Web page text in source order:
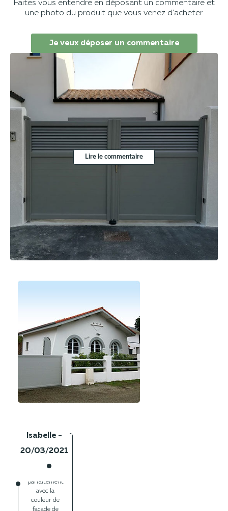
Faites vous entendre en déposant un commentaire et
une photo du produit que vous venez d'acheter.
Je veux déposer un commentaire
Lire le commentaire
Isabelle -
20/03/2021
Très beau
coulissant
parfaitement
avec la
couleur de
façade de